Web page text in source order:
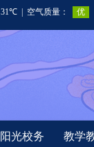
阳光校务 教学